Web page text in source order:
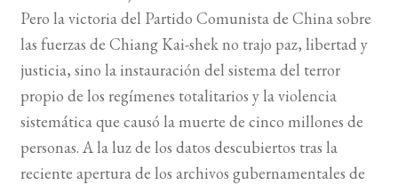
Pero la victoria del Partido Comunista de China sobre
las fuerzas de Chiang Kai-shek no trajo paz, libertad y
justicia, sino la instauración del sistema del terror
propio de los regímenes totalitarios y la violencia
sistemática que causó la muerte de cinco millones de
personas. A la luz de los datos descubiertos tras la
reciente apertura de los archivos gubernamentales de